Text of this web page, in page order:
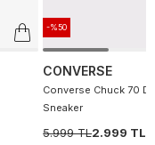
-%50
CONVERSE
Converse Chuck 70
Sneaker
5.999 TL2.999 TL